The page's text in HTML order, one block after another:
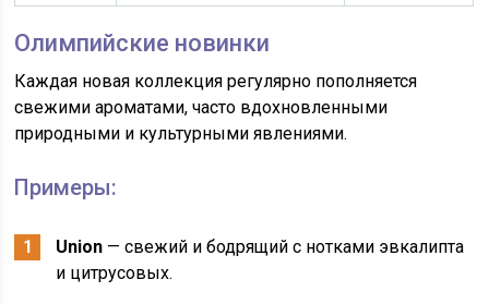
Олимпийские новинки
Каждая новая коллекция регулярно пополняется
свежими ароматами, часто вдохновленными
природными и культурными явлениями.
Примеры:
Union — свежий и бодрящий с нотками эвкалипта
и цитрусовых.